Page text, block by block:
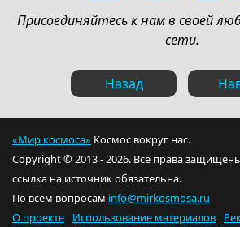
Присоединяйтесь к нам в своей
сети.
Назад
«Мир космоса» Космос вокруг нас.
Copyright © 2013 - 2026. Все права
ссылка на источник обязательна.
По всем вопросам info@mirkosmosa.ru
О проекте
Использование материалов